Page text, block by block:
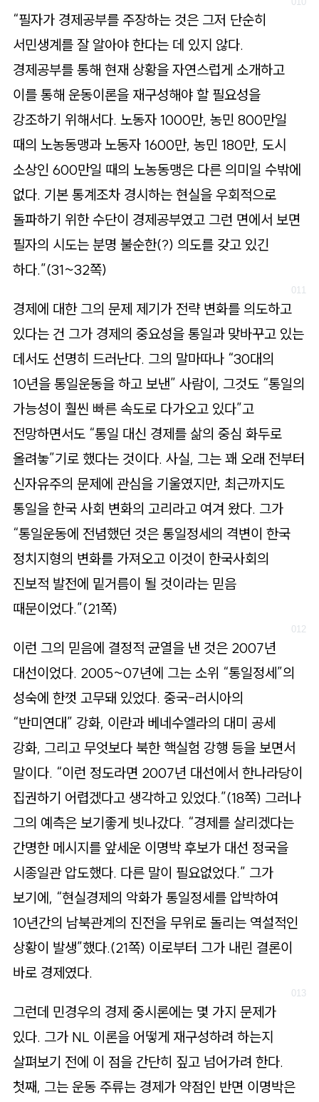
“필자가 경제공부를 주장하는 것은 그저 단순히
서민생계를 잘 알아야 한다는 데 있지 않다.
경제공부를 통해 현재 상황을 자연스럽게 소개하고
이를 통해 운동이론을 재구성해야 할 필요성을
강조하기 위해서다. 노동자 1000만, 농민 800만일
때의 노농동맹과 노동자 1600만, 농민 180만, 도시
소상인 600만일 때의 노농동맹은 다른 의미일 수밖에
없다. 기본 통계조차 경시하는 현실을 우회적으로
돌파하기 위한 수단이 경제공부였고 그런 면에서 보면
필자의 시도는 분명 불순한(?) 의도를 갖고 있긴
하다.”(31~32쪽)
경제에 대한 그의 문제 제기가 전략 변화를 의도하고
있다는 건 그가 경제의 중요성을 통일과 맞바꾸고 있는
데서도 선명히 드러난다. 그의 말마따나 “30대의
10년을 통일운동을 하고 보낸” 사람이, 그것도 “통일의
가능성이 훨씬 빠른 속도로 다가오고 있다”고
전망하면서도 “통일 대신 경제를 삶의 중심 화두로
올려놓”기로 했다는 것이다. 사실, 그는 꽤 오래 전부터
신자유주의 문제에 관심을 기울였지만, 최근까지도
통일을 한국 사회 변화의 고리라고 여겨 왔다. 그가
“통일운동에 전념했던 것은 통일정세의 격변이 한국
정치지형의 변화를 가져오고 이것이 한국사회의
진보적 발전에 밑거름이 될 것이라는 믿음
때문이었다.”(21쪽)
이런 그의 믿음에 결정적 균열을 낸 것은 2007년
대선이었다. 2005~07년에 그는 소위 “통일정세”의
성숙에 한껏 고무돼 있었다. 중국-러시아의
“반미연대” 강화, 이란과 베네수엘라의 대미 공세
강화, 그리고 무엇보다 북한 핵실험 강행 등을 보면서
말이다. “이런 정도라면 2007년 대선에서 한나라당이
집권하기 어렵겠다고 생각하고 있었다.”(18쪽) 그러나
그의 예측은 보기좋게 빗나갔다. “경제를 살리겠다는
간명한 메시지를 앞세운 이명박 후보가 대선 정국을
시종일관 압도했다. 다른 말이 필요없었다.” 그가
보기에, “현실경제의 악화가 통일정세를 압박하여
10년간의 남북관계의 진전을 무위로 돌리는 역설적인
상황이 발생”했다.(21쪽) 이로부터 그가 내린 결론이
바로 경제였다.
그런데 민경우의 경제 중시론에는 몇 가지 문제가
있다. 그가 NL 이론을 어떻게 재구성하려 하는지
살펴보기 전에 이 점을 간단히 짚고 넘어가려 한다.
첫째, 그는 운동 주류는 경제가 약점인 반면 이명박은